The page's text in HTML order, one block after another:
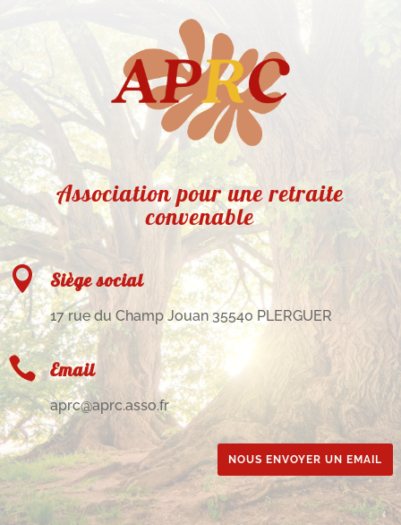
Association pour une retraite
convenable
 Siège social
17 rue du Champ Jouan 35540 PLERGUER
 Email
aprc@aprc.asso.fr
NOUS ENVOYER UN EMAIL